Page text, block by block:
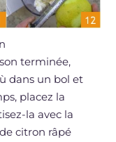
terminée,
dans un bol et
placez la
la avec la
citron râpé